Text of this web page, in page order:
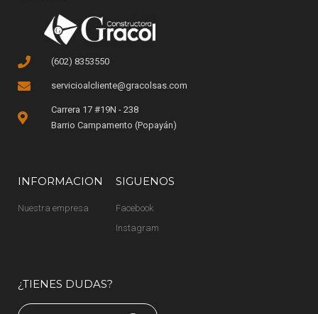
(602) 8353550
servicioalcliente@gracolsas.com
Carrera 17 #19N - 238
Barrio Campamento (Popayán)
INFORMACION
Nuestra empresa
SIGUENOS
Facebook
Instagram
¿TIENES DUDAS?